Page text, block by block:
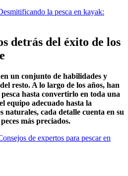
la pesca en kayak:
detrás del éxito de los
un conjunto de habilidades y
resto. A lo largo de los años, han
hasta convertirlo en toda una
equipo adecuado hasta la
naturales, cada detalle cuenta en su
más preciados.
de expertos para pescar en